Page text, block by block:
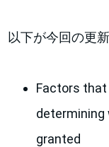
以下が今回の更
Factors that
determining
granted